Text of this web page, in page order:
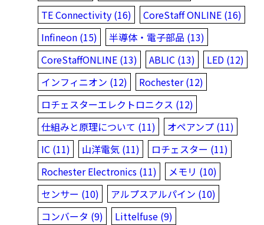
TE Connectivity (16)
CoreStaff ONLINE (16)
Infineon (15)
半導体・電子部品 (13)
CoreStaffONLINE (13)
ABLIC (13)
LED (12)
インフィニオン (12)
Rochester (12)
ロチェスターエレクトロニクス (12)
仕組みと原理について (11)
オペアンプ (11)
IC (11)
山洋電気 (11)
ロチェスター (11)
Rochester Electronics (11)
メモリ (10)
センサー (10)
アルプスアルパイン (10)
コンバータ (9)
Littelfuse (9)